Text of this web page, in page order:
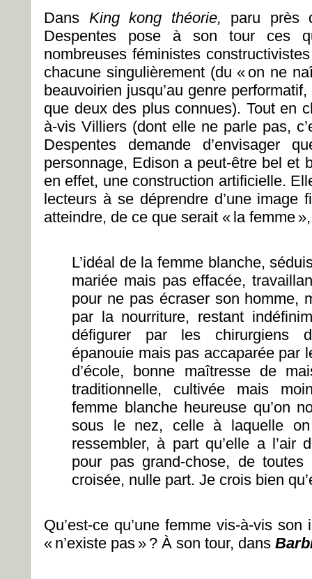
Dans King kong théorie, paru près
Despentes pose à son tour ces
nombreuses féministes
chacune singulièrement (du « on ne
beauvoirien jusqu’au genre
que deux des plus connues). Tout en
à-vis Villiers (dont elle ne parle pas,
Despentes demande d’envisager
personnage, Edison a peut-être bel et
en effet, une construction artificielle.
lecteurs à se déprendre d’une image
atteindre, de ce que serait « la femme
L’idéal de la femme blanche,
mariée mais pas effacée,
pour ne pas écraser son homme,
par la nourriture, restant
défigurer par les chirurgiens
épanouie mais pas accaparée par
d’école, bonne maîtresse de
traditionnelle, cultivée mais
femme blanche heureuse qu’on
sous le nez, celle à laquelle on
ressembler, à part qu’elle a l’air
pour pas grand-chose, de
croisée, nulle part. Je crois bien
Qu’est-ce qu’une femme vis-à-vis
« n’existe pas » ? À son tour, dans